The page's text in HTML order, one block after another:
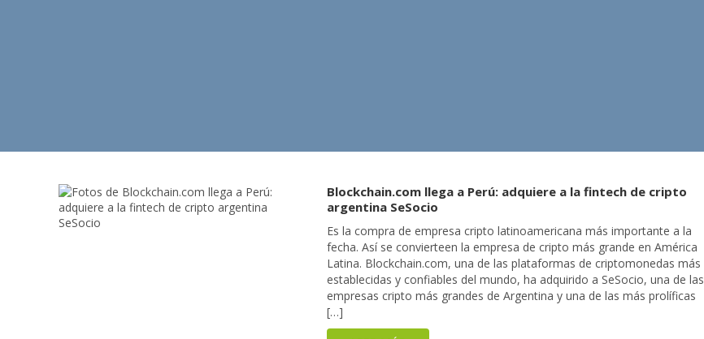
Blockchain.com llega a Perú: adquiere a la fintech de cripto
argentina SeSocio
Es la compra de empresa cripto latinoamericana más importante a la
fecha. Así se convierteen la empresa de cripto más grande en América
Latina. Blockchain.com, una de las plataformas de criptomonedas más
establecidas y confiables del mundo, ha adquirido a SeSocio, una de las
empresas cripto más grandes de Argentina y una de las más prolíficas
[…]